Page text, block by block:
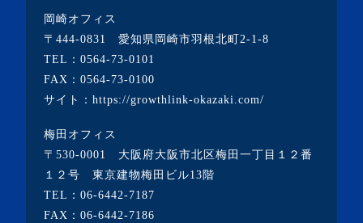
・2022年9月(1記事)
・2022年8月(1記事)
・2022年7月(2記事)
・2022年5月(1記事)
・2022年4月(2記事)
・2022年3月(3記事)
岡崎オフィス
〒444-0831 愛知県岡崎市羽根北町2-1-8
TEL： 0564-73-0101
FAX：0564-73-0100
サイト： https://growthlink-okazaki.com/
梅田オフィス
〒530-0001 大阪府大阪市北区梅田一丁目１２番
１２号 東京建物梅田ビル13階
TEL： 06-6442-7187
FAX：06-6442-7186